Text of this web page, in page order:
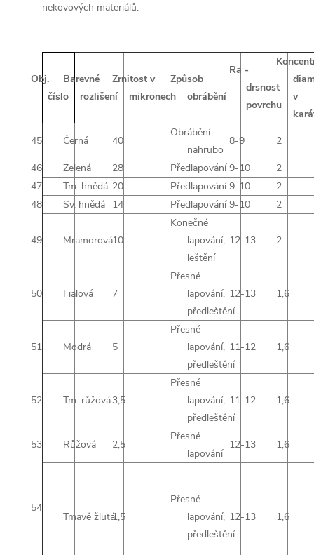
nekovových materiálů.
Obj.
číslo
Barevné
rozlišení
Zrnitost v
mikronech
Způsob
obrábění
Ra -
drsnost
povrchu
v
45
Černá 40
Obrábění
nahrubo
8-9 2
46 Zelená 28 Předlapování 9-10
2
47
Tm. hnědá 20 Předlapování 9-10
2
48
Sv. hnědá 14 Předlapování 9-10 2
49 Mramorová10
Konečné
lapování,
leštění
12-13 2
50 Fialová 7
Přesné
lapování,
předleštění
12-13 1,6
51 Modrá 5
Přesné
lapování,
předleštění
11-12 1,6
52 Tm. růžová3,5
Přesné
lapování,
předleštění
11-12 1,6
53 Růžová 2,5
Přesné
lapování
12-13 1,6
54
Tmavě žlutá1,5
Přesné
lapování,
předleštění
12-13 1,6